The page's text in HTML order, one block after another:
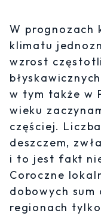
W prognozach
klimatu
wzrost
w tym także w
wieku
częściej.
deszczem,
i to jest fakt
Coroczne
dobowych sum
regionach